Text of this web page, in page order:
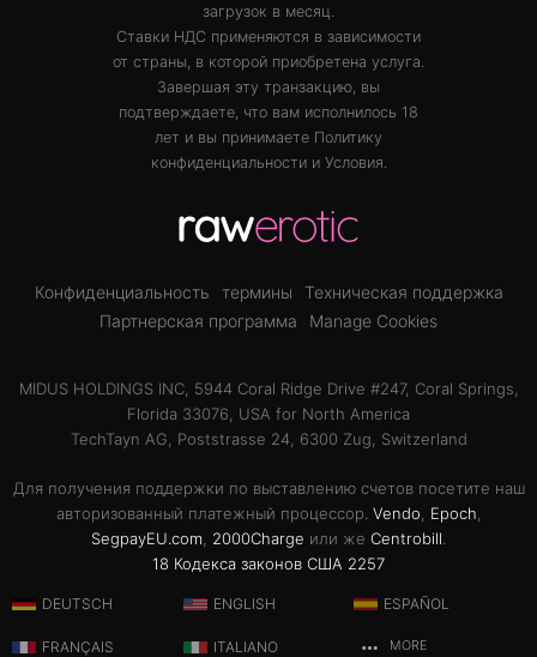
загрузок в месяц.
Ставки НДС применяются в зависимости
от страны, в которой приобретена услуга.
Завершая эту транзакцию, вы
подтверждаете, что вам исполнилось 18
лет и вы принимаете Политику
конфиденциальностии Условия
Конфиденциальность термины
Техническая поддержка
Партнерская программа
Manage Cookies
MIDUS HOLDINGS INC, 5944 Coral Ridge Drive #247, Coral Springs,
Florida 33076, USA for North America
TechTayn AG, Poststrasse 24, 6300 Zug, Switzerland
Для получения поддержки по выставлению счетов посетите наш
авторизованный платежный процессор. Vendo Epoch
SegpayEU.com
2000Charge или же Centrobill
18 Кодекса законов США 2257
DEUTSCH ENGLISH ESPAÑOL
FRANÇAIS ITALIANO MORE